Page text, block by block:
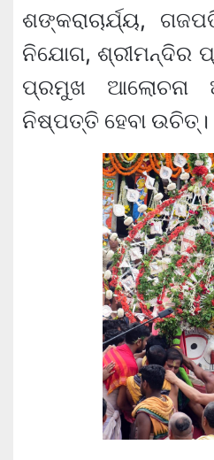
ଶଙ୍କରାଚାର୍ଯ୍ୟ,
ନିଯୋଗ, ଶ୍ରୀମନ୍ଦିର
ପ୍ରମୁଖ
ନିଷ୍ପତ୍ତି ହେବା ଉଚିତ୍।